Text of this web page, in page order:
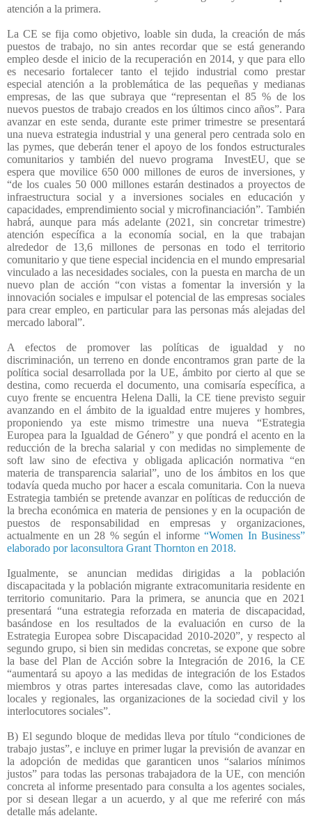
atención a la primera.
La CE se fija como objetivo, loable sin duda, la creación de más
puestos de trabajo, no sin antes recordar que se está generando
empleo desde el inicio de la recuperación en 2014, y que para ello
es necesario fortalecer tanto el tejido industrial como prestar
especial atención a la problemática de las pequeñas y medianas
empresas, de las que subraya que “representan el 85 % de los
nuevos puestos de trabajo creados en los últimos cinco años”. Para
avanzar en este senda, durante este primer trimestre se presentará
una nueva estrategia industrial y una general pero centrada solo en
las pymes, que deberán tener el apoyo de los fondos estructurales
comunitarios y también del nuevo programa
InvestEU, que se
espera que movilice 650 000 millones de euros de inversiones, y
“de los cuales 50 000 millones estarán destinados a proyectos de
infraestructura social y a inversiones sociales en educación y
capacidades, emprendimiento social y microfinanciación”. También
habrá, aunque para más adelante (2021, sin concretar trimestre)
atención específica a la economía social, en la que trabajan
alrededor de 13,6 millones de personas en todo el territorio
comunitario y que tiene especial incidencia en el mundo empresarial
vinculado a las necesidades sociales, con la puesta en marcha de un
nuevo plan de acción “con vistas a fomentar la inversión y la
innovación sociales e impulsar el potencial de las empresas sociales
para crear empleo, en particular para las personas más alejadas del
mercado laboral”.
A efectos de promover las políticas de igualdad y no
discriminación, un terreno en donde encontramos gran parte de la
política social desarrollada por la UE, ámbito por cierto al que se
destina, como recuerda el documento, una comisaría específica, a
cuyo frente se encuentra Helena Dalli, la CE tiene previsto seguir
avanzando en el ámbito de la igualdad entre mujeres y hombres,
proponiendo ya este mismo trimestre una nueva “Estrategia
Europea para la Igualdad de Género” y que pondrá el acento en la
reducción de la brecha salarial y con medidas no simplemente de
soft law sino de efectiva y obligada aplicación normativa “en
materia de transparencia salarial”, uno de los ámbitos en los que
todavía queda mucho por hacer a escala comunitaria. Con la nueva
Estrategia también se pretende avanzar en políticas de reducción de
la brecha económica en materia de pensiones y en la ocupación de
puestos de responsabilidad en empresas y organizaciones,
actualmente en un 28 % según el informe“Women In Business”
elaborado por laconsultora Grant Thornton en 2018.
Igualmente, se anuncian medidas dirigidas a la población
discapacitada y la población migrante extracomunitaria residente en
territorio comunitario. Para la primera, se anuncia que en 2021
presentará “una estrategia reforzada en materia de discapacidad,
basándose en los resultados de la evaluación en curso de la
Estrategia Europea sobre Discapacidad 2010-2020”, y respecto al
segundo grupo, si bien sin medidas concretas, se expone que sobre
la base del Plan de Acción sobre la Integración de 2016, la CE
“aumentará su apoyo a las medidas de integración de los Estados
miembros y otras partes interesadas clave, como las autoridades
locales y regionales, las organizaciones de la sociedad civil y los
interlocutores sociales”.
B) El segundo bloque de medidas lleva por título “condiciones de
trabajo justas”, e incluye en primer lugar la previsión de avanzar en
la adopción de medidas que garanticen unos “salarios mínimos
justos” para todas las personas trabajadora de la UE, con mención
concreta al informe presentado para consulta a los agentes sociales,
por si desean llegar a un acuerdo, y al que me referiré con más
detalle más adelante.